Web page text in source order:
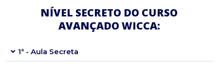
NÍVEL SECRETO DO CURSO
AVANÇADO WICCA:
1ª - Aula Secreta